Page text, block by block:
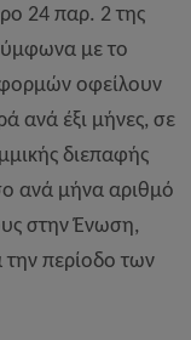
24 παρ. 2 της
με το
οφείλουν
ανά έξι μήνες, σε
διεπαφής
ανά μήνα αριθμό
στην Ένωση,
την περίοδο των